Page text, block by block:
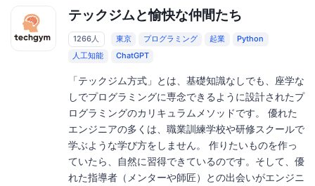
テックジムと愉快な仲間たち
1266人 東京 プログラミング 起業
Python
人工知能
ChatGPT
「テックジム方式」とは、基礎知識なしでも、座学な
しでプログラミングに専念できるように設計されたプ
ログラミングのカリキュラムメソッドです。 優れた
エンジニアの多くは、職業訓練学校や研修スクールで
学ぶような学び方をしません。 作りたいものを作っ
ていたら、自然に習得できているのです。そして、優
れた指導者（メンターや師匠）との出会いがエンジニ